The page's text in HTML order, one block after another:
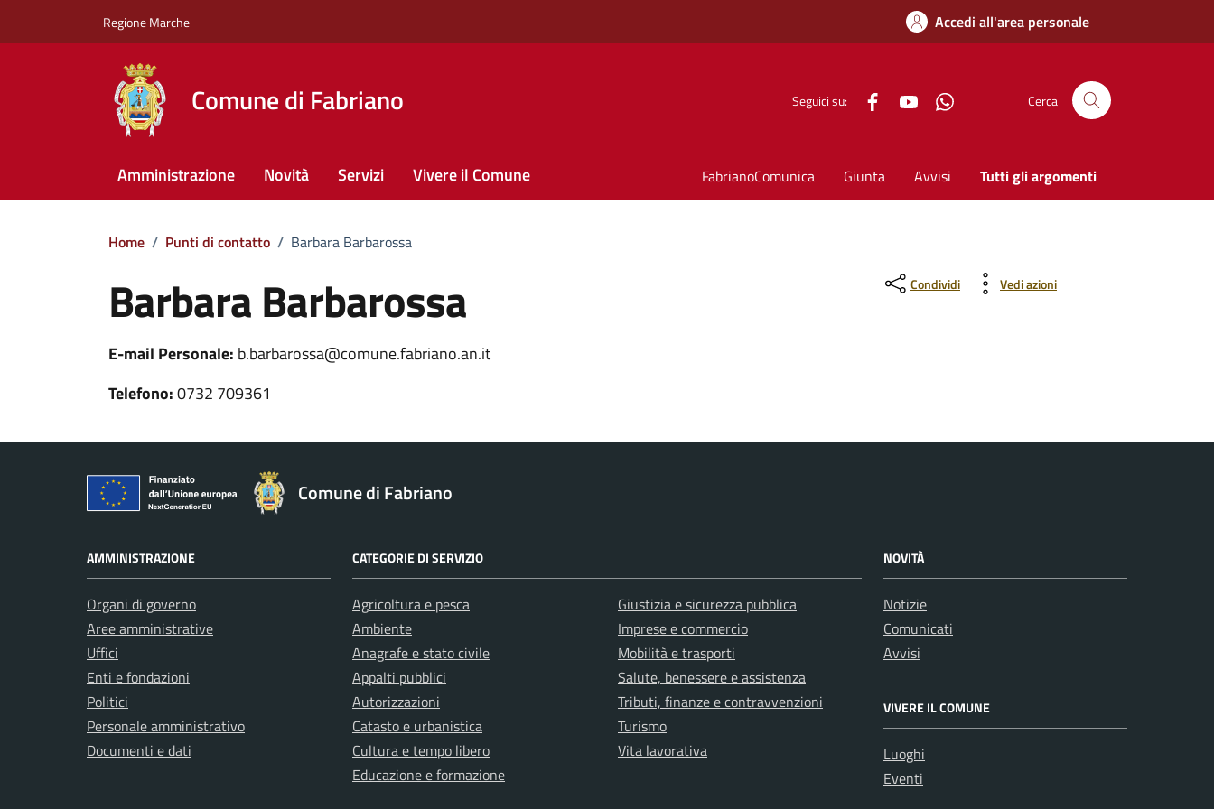
Regione Marche Accedi all'area personale
Comune di Fabriano Seguici su: FacebookYouTube Cerca
Amministrazione Novità Servizi Vivere il Comune FabrianoComunica Giunta Avvisi Tutti gli argomenti
Home / Punti di contatto / Barbara Barbarossa
Barbara Barbarossa Condividi Vedi azioni
E-mail Personale: b.barbarossa@comune.fabriano.an.it
Telefono:0732 709361
Comune di Fabriano
AMMINISTRAZIONE
Organi di governo
Aree amministrative
Uffici
Enti e fondazioni
Politici
Personale amministrativo
Documenti e dati
CATEGORIE DI SERVIZIO
Agricoltura e pesca
Ambiente
Anagrafe e stato civile
Appalti pubblici
Autorizzazioni
Catasto e urbanistica
Cultura e tempo libero
Educazione e formazione
Giustizia e sicurezza pubblica
Imprese e commercio
Mobilità e trasporti
Salute, benessere e assistenza
Tributi, finanze e contravvenzioni
Turismo
Vita lavorativa
NOVITÀ
Notizie
Comunicati
Avvisi
VIVERE IL COMUNE
Luoghi
Eventi